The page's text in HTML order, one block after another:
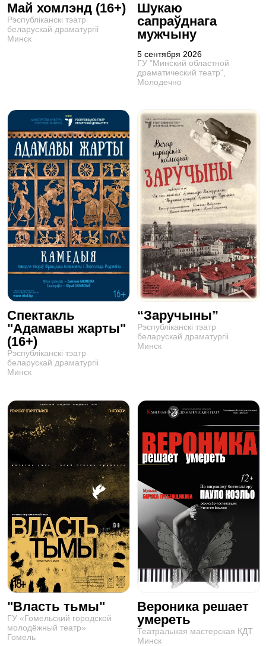
Май хомлэнд (16+)
Рэспублiканскi тэатр
беларускай драматургii
Минск
Шукаю
сапраўднага
мужчыну
5 сентября 2026
ГУ "Минский областной
драматический театр",
Молодечно
Спектакль
"Адамавы жарты"
(16+)
Рэспублiканскi тэатр
беларускай драматургii
Минск
“Заручыны”
Рэспублiканскi тэатр
беларускай драматургii
Минск
"Власть тьмы"
ГУ «Гомельский городской
молодёжный театр»
Гомель
Вероника решает
умереть
Театральная мастерская КДТ
Минск